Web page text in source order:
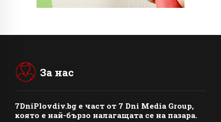
За нас
7DniPlovdiv.bg e част от 7 Dni Media Group,
която е най-бързо налагащата се на пазара.